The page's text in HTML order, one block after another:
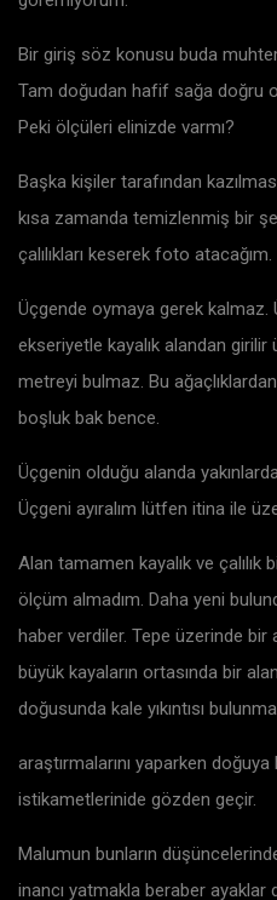
Bir giriş söz konusu buda
Tam doğudan hafif sağa doğru
Peki ölçüleri elinizde varmı?
Başka kişiler tarafından
kısa zamanda temizlenmiş bir
çalılıkları keserek foto atacağım.
Üçgende oymaya gerek kalmaz.
ekseriyetle kayalık alandan
metreyi bulmaz. Bu
boşluk bak bence.
Üçgenin olduğu alanda
Üçgeni ayıralım lütfen itina ile
Alan tamamen kayalık ve
ölçüm almadım. Daha yeni
haber verdiler. Tepe üzerinde
büyük kayaların ortasında bir
doğusunda kale yıkıntısı
araştırmalarını yaparken
istikametlerinide gözden geçir.
Malumun bunların
inancı yatmakla beraber ayaklar